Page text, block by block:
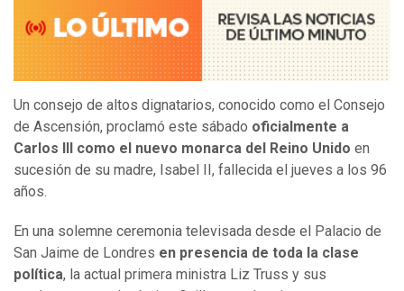
Un consejo de altos dignatarios, conocido como el Consejo
de Ascensión, proclamó este sábado oficialmente a
Carlos III como el nuevo monarca del Reino Unido en
sucesión de su madre, Isabel II, fallecida el jueves a los 96
años.
En una solemne ceremonia televisada desde el Palacio de
San Jaime de Londres en presencia de toda la clase
política, la actual primera ministra Liz Truss y sus